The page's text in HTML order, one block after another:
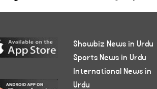
Showbiz News in Urdu
Sports News in Urdu
International News in
Urdu